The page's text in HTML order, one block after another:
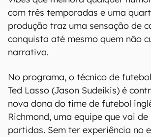
com três temporadas e uma
produção traz uma sensação de
conquista até mesmo quem não
narrativa.
No programa, o técnico de
Ted Lasso (Jason Sudeikis) é
nova dona do time de futebol
Richmond, uma equipe que vai
partidas. Sem ter experiência no